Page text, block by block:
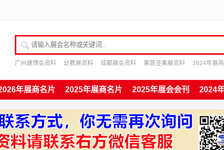
请输入展会名称或关键词
广州建博会资料 幼教展资料 成都展会资料 果蔬坚果展资料 2024年展
年展商名片 2025年展商名片 2025年展会会刊 2024